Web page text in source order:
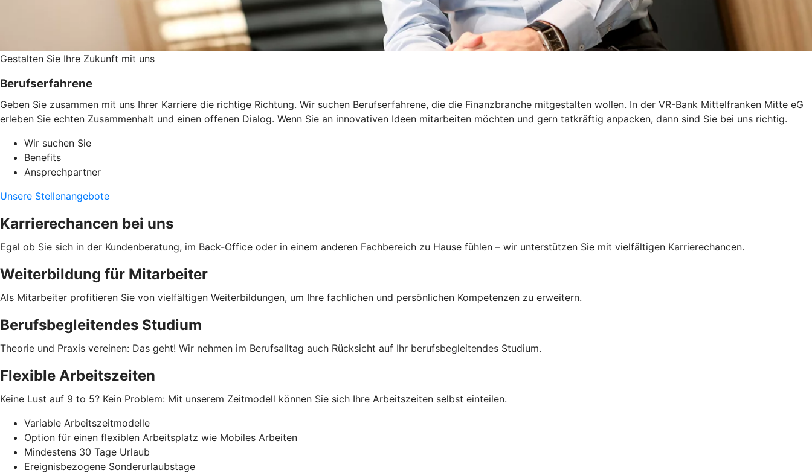
Gestalten Sie ­Ihre Zukunft mit uns
Berufserfahrene
Geben Sie zusammen mit uns Ihrer Karriere die richtige Richtung. Wir suchen Berufserfahrene, die die Finanzbranche mitgestalten wollen. In der VR-Bank Mittelfranken Mitte eG
erleben Sie echten Zusammenhalt und einen offenen Dialog. Wenn Sie an innovativen Ideen mitarbeiten möchten und gern tatkräftig anpacken, dann sind Sie bei uns richtig.
Wir suchen Sie
Benefits
Ansprechpartner
Unsere Stellenangebote
Karrierechancen bei uns
Egal ob Sie sich in der Kundenberatung, im Back-Office oder in einem anderen Fachbereich zu Hause fühlen – wir unterstützen Sie mit vielfältigen Karrierechancen.
Weiterbildung für Mitarbeiter
Als Mitarbeiter profitieren Sie von vielfältigen Weiterbildungen, um Ihre fachlichen und persönlichen Kompetenzen zu erweitern.
Berufsbegleitendes Studium
Theorie und Praxis vereinen: Das geht! Wir nehmen im Berufsalltag auch Rücksicht auf Ihr berufsbegleitendes Studium.
Flexible Arbeitszeiten
Keine Lust auf 9 to 5? Kein Problem: Mit unserem Zeitmodell können Sie sich Ihre Arbeitszeiten selbst einteilen.
Variable Arbeitszeitmodelle
Option für einen flexiblen Arbeitsplatz wie Mobiles Arbeiten
Mindestens 30 Tage Urlaub
Ereignisbezogene Sonderurlaubstage